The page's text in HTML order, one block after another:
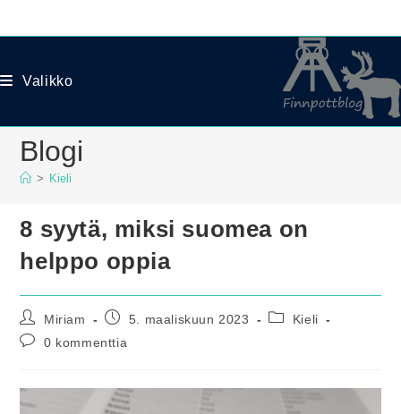
Valikko
Blogi
> Kieli
8 syytä, miksi suomea on
helppo oppia
Artikkelin
kirjoittaja:
Miriam
Artikkeli5. maaliskuun 2023
Artikkelin
Kieli
Artikkelin
0 kommenttia